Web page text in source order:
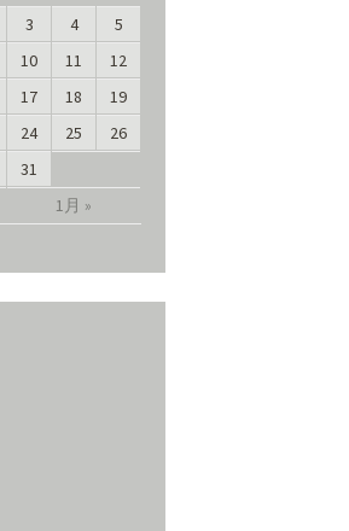
1月 »
3 4
5
10 11
12
17 18
19
24 25
26
31